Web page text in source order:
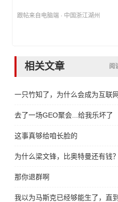
跟帖来自电脑端 · 中国浙江湖州
相关文章 阅
一只竹知了，为什么会成为互联
去了一场GEO聚会...给我乐坏了
这事真够给咱长脸的
为什么梁文锋，比奥特曼还有钱？
那你退群啊
我以为马斯克已经够能生了，直